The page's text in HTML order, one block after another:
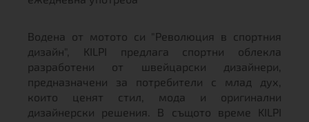
Водена от мотото си "Революция в спортния
дизайн", KILPI предлага спортни облекла
разработени от швейцарски дизайнери,
предназначени за потребители с млад дух,
които ценят стил, мода и оригинални
дизайнерски решения. В същото време KILPI